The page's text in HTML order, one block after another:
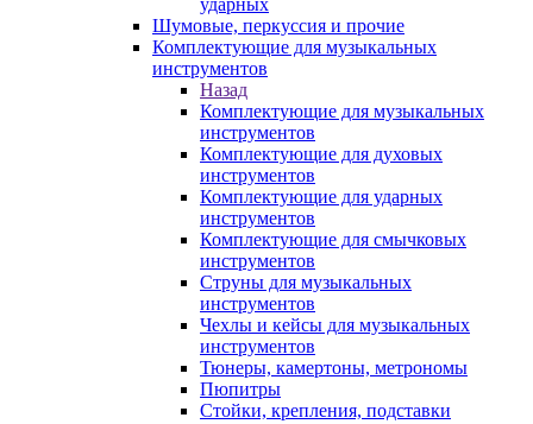
ударных
Шумовые, перкуссия и прочие
Комплектующие для музыкальных
инструментов
Назад
Комплектующие для музыкальных
инструментов
Комплектующие для духовых
инструментов
Комплектующие для ударных
инструментов
Комплектующие для смычковых
инструментов
Струны для музыкальных
инструментов
Чехлы и кейсы для музыкальных
инструментов
Тюнеры, камертоны, метрономы
Пюпитры
Стойки, крепления, подставки